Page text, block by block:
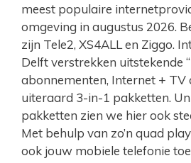
meest populaire
omgeving in augustus 2026.
zijn Tele2, XS4ALL en Ziggo.
Delft verstrekken uitstekende
abonnementen, Internet + TV
uiteraard 3-in-1 pakketten.
pakketten zien we hier ook
Met behulp van zo’n quad
ook jouw mobiele telefonie